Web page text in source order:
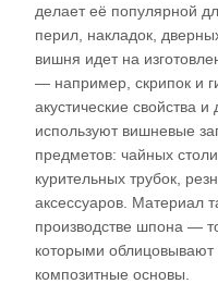
делает её популярной
перил, накладок,
вишня идет на
— например, скрипок и
акустические свойства
используют вишневые
предметов: чайных
курительных трубок,
аксессуаров. Материал
производстве шпона —
которыми
композитные основы.​